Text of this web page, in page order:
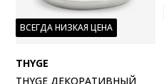
ВСЕГДА НИЗКАЯ ЦЕНА
THYGE
THYGE ДЕКОРАТИВНЫЙ